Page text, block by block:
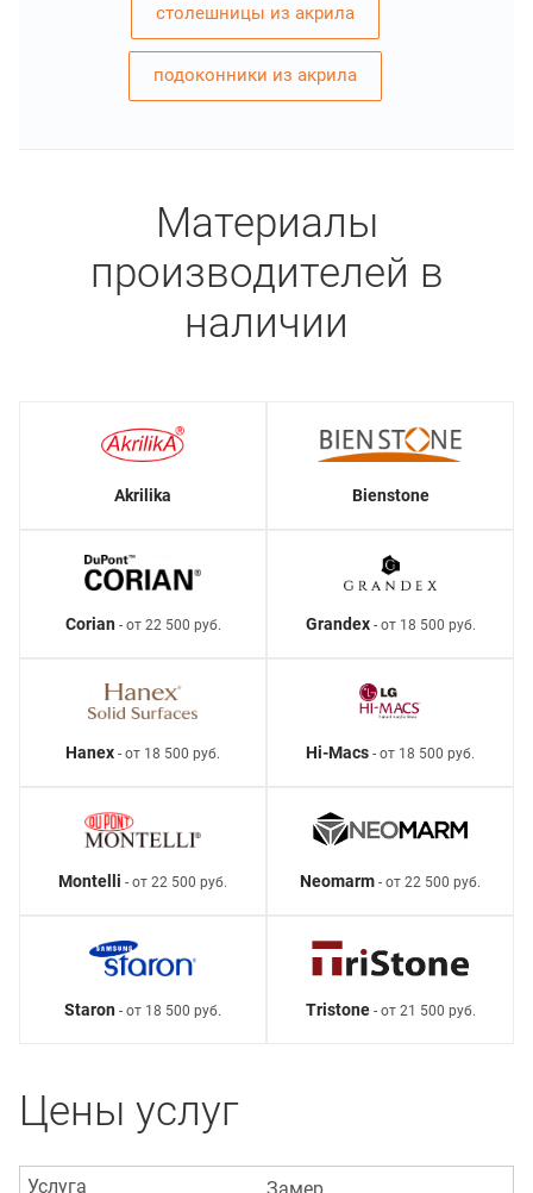
столешницы из акрила
подоконники из акрила
Материалы
производителей в
наличии
Akrilika Bienstone
Corian- от 22 500 руб. Grandex- от 18 500 руб.
Hanex - от 18 500 руб. Hi-Macs - от 18 500 руб.
Montelli - от 22 500 руб. Neomarm - от 22 500 руб.
Staron - от 18 500 руб. Tristone- от 21 500 руб.
Цены услуг
Замер
Услуга